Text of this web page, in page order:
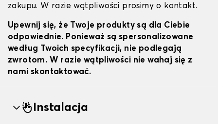
zakupu. W razie wątpliwości prosimy o kontakt.
Upewnij się, że Twoje produkty są dla Ciebie
odpowiednie. Ponieważ są spersonalizowane
według Twoich specyfikacji, nie podlegają
zwrotom. W razie wątpliwości nie wahaj się z
nami skontaktować.
Instalacja